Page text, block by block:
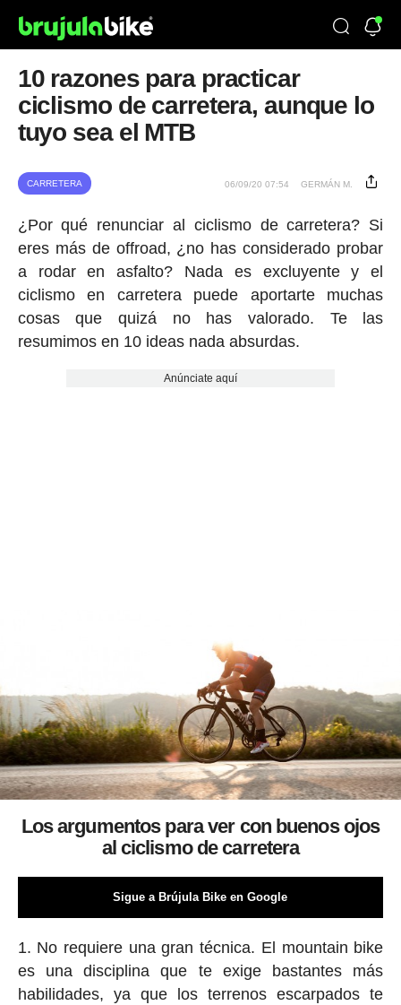
10 razones para practicar
ciclismo de carretera, aunque lo
tuyo sea el MTB
CARRETERA 06/09/20 07:54 GERMÁN M.
¿Por qué renunciar al ciclismo de carretera? Si
eres más de offroad, ¿no has considerado probar
a rodar en asfalto? Nada es excluyente y el
ciclismo en carretera puede aportarte muchas
cosas que quizá no has valorado. Te las
resumimos en 10 ideas nada absurdas.
Anúnciate aquí
Los argumentos para ver con buenos ojos
al ciclismo de carretera
Sigue a Brújula Bike en Google
1. No requiere una gran técnica. El mountain bike
es una disciplina que te exige bastantes más
habilidades, ya que los terrenos escarpados te